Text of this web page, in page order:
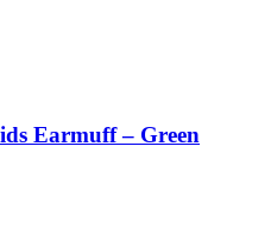
Earmuff – Green